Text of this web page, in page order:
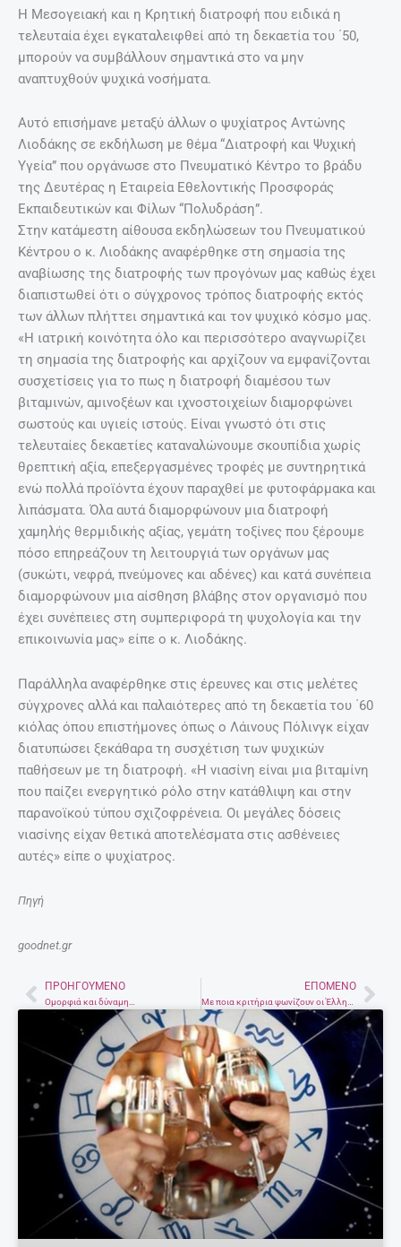
H Μεσογειακή και η Κρητική διατροφή που ειδικά η
τελευταία έχει εγκαταλειφθεί από τη δεκαετία του ΄50,
μπορούν να συμβάλλουν σημαντικά στο να μην
αναπτυχθούν ψυχικά νοσήματα.
Αυτό επισήμανε μεταξύ άλλων ο ψυχίατρος Αντώνης
Λιοδάκης σε εκδήλωση με θέμα “Διατροφή και Ψυχική
Υγεία” που οργάνωσε στο Πνευματικό Κέντρο το βράδυ
της Δευτέρας η Εταιρεία Εθελοντικής Προσφοράς
Εκπαιδευτικών και Φίλων “Πολυδράση”.
Στην κατάμεστη αίθουσα εκδηλώσεων του Πνευματικού
Κέντρου ο κ. Λιοδάκης αναφέρθηκε στη σημασία της
αναβίωσης της διατροφής των προγόνων μας καθώς έχει
διαπιστωθεί ότι ο σύγχρονος τρόπος διατροφής εκτός
των άλλων πλήττει σημαντικά και τον ψυχικό κόσμο μας.
«Η ιατρική κοινότητα όλο και περισσότερο αναγνωρίζει
τη σημασία της διατροφής και αρχίζουν να εμφανίζονται
συσχετίσεις για το πως η διατροφή διαμέσου των
βιταμινών, αμινοξέων και ιχνοστοιχείων διαμορφώνει
σωστούς και υγιείς ιστούς. Είναι γνωστό ότι στις
τελευταίες δεκαετίες καταναλώνουμε σκουπίδια χωρίς
θρεπτική αξία, επεξεργασμένες τροφές με συντηρητικά
ενώ πολλά προϊόντα έχουν παραχθεί με φυτοφάρμακα και
λιπάσματα. Όλα αυτά διαμορφώνουν μια διατροφή
χαμηλής θερμιδικής αξίας, γεμάτη τοξίνες που ξέρουμε
πόσο επηρεάζουν τη λειτουργιά των οργάνων μας
(συκώτι, νεφρά, πνεύμονες και αδένες) και κατά συνέπεια
διαμορφώνουν μια αίσθηση βλάβης στον οργανισμό που
έχει συνέπειες στη συμπεριφορά τη ψυχολογία και την
επικοινωνία μας» είπε ο κ. Λιοδάκης.
Παράλληλα αναφέρθηκε στις έρευνες και στις μελέτες
σύγχρονες αλλά και παλαιότερες από τη δεκαετία του ΄60
κιόλας όπου επιστήμονες όπως ο Λάινους Πόλινγκ είχαν
διατυπώσει ξεκάθαρα τη συσχέτιση των ψυχικών
παθήσεων με τη διατροφή. «Η νιασίνη είναι μια βιταμίνη
που παίζει ενεργητικό ρόλο στην κατάθλιψη και στην
παρανοϊκού τύπου σχιζοφρένεια. Οι μεγάλες δόσεις
νιασίνης είχαν θετικά αποτελέσματα στις ασθένειες
αυτές» είπε ο ψυχίατρος.
Πηγή
goodnet.gr
PrevΠΡΟΗΓΟΎΜΕΝΟ
Ομορφιά και δύναμη…
ΕΠΌΜΕΝΟ
Με ποια κριτήρια ψωνίζουν οι Έλληνες στο σούπερ μάρκετ